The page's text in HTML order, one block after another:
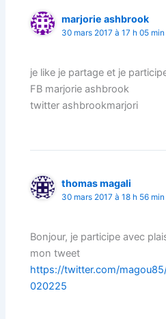
marjorie ashbrook
30 mars 2017 à 17 h 05 min
je like je partage et je
FB marjorie ashbrook
twitter ashbrookmarjori
thomas magali
30 mars 2017 à 18 h 56 min
Bonjour, je participe avec
mon tweet
https://twitter.com/
020225